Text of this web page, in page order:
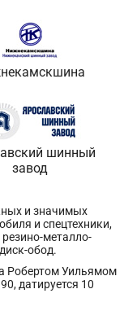
шинный
завод
и значимых
и спецтехники,
металло-
обод.
Робертом Уильямом
датируется 10